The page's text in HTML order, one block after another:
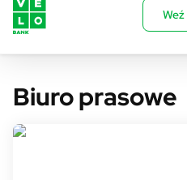
Biuro prasowe
Rzecznik